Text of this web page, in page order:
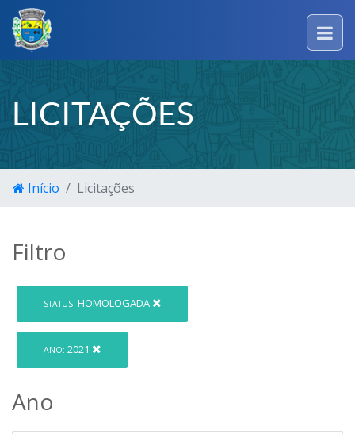
LICITAÇÕES
Início Licitações
Filtro
STATUS: HOMOLOGADA
ANO: 2021
Ano